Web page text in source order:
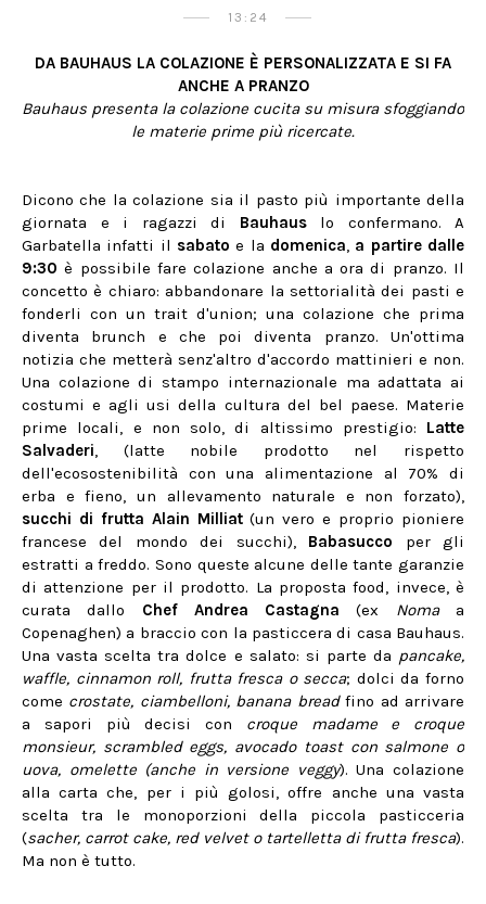
13:24
DA BAUHAUS LA COLAZIONE È PERSONALIZZATA E SI FA
ANCHE A PRANZO
Bauhaus presenta la colazione cucita su misura sfoggiando
le materie prime più ricercate.
Dicono che la colazione sia il pasto più importante della
giornata e i ragazzi di Bauhauslo confermano. A
Garbatella infatti il sabato e la domenica, a partire dalle
9:30 è possibile fare colazione anche a ora di pranzo. Il
concetto è chiaro: abbandonare la settorialità dei pasti e
fonderli con un trait d'union; una colazione che prima
diventa brunch e che poi diventa pranzo. Un'ottima
notizia che metterà senz'altro d'accordo mattinieri e non.
Una colazione di stampo internazionale ma adattata ai
costumi e agli usi della cultura del bel paese. Materie
prime locali, e non solo, di altissimo prestigio: Latte
Salvaderi, (latte nobile prodotto nel rispetto
dell'ecosostenibilità con una alimentazione al 70% di
erba e fieno, un allevamento naturale e non forzato),
succhi di frutta Alain Milliat(un vero e proprio pioniere
francese del mondo dei succhi), Babasucco per gli
estratti a freddo. Sono queste alcune delle tante garanzie
di attenzione per il prodotto. La proposta food, invece, è
curata dallo Chef Andrea Castagna (ex Nomaa
Copenaghen) a braccio con la pasticcera di casa Bauhaus.
Una vasta scelta tra dolce e salato: si parte da pancake,
waffle, cinnamon roll, frutta fresca o secca; dolci da forno
come crostate, ciambelloni, banana breadfino ad arrivare
a sapori più decisi con croque madame e croque
monsieur, scrambled eggs, avocado toast con salmone o
uova, omelette (anche in versione veggy). Una colazione
alla carta che, per i più golosi, offre anche una vasta
scelta tra le monoporzioni della piccola pasticceria
(sacher, carrot cake, red velvet o tartelletta di frutta fresca).
Ma non è tutto.